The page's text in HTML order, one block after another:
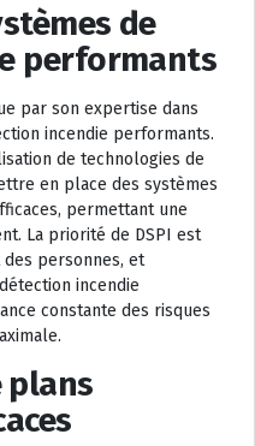
de
performants
par son expertise dans
incendie performants.
de technologies de
en place des systèmes
permettant une
La priorité de DSPI est
personnes, et
incendie
constante des risques
plans